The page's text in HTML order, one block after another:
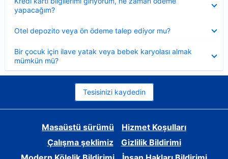
yapacağım?
Otel depozito veya ön ödeme talep ediyor mu?
Bir çocuk için ilave yatak veya bebek karyolası almak
mümkün mü?
Tesisinizi kaydedin
Masaüstü sürümü
Hizmet Koşulları
Çalışma şeklimiz
Gizlilik Bildirimi